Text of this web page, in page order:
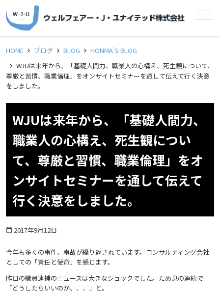
メニュー
HOME ブログ BLOG
HONMA’S BLOG
WJUは来年から、「基礎人間力、職業人の心構え、死生観について、
尊厳と習慣、職業倫理」をオンサイトセミナーを通して伝えて行く決意
をしました。
WJUは来年から、「基礎人間力、
職業人の心構え、死生観につい
て、尊厳と習慣、職業倫理」をオ
ンサイトセミナーを通して伝えて
行く決意をしました。
calendar_today 2017年9月12日
今年も多くの事件、事故が繰り返されています。コンサルティング会社
としての「責任と使命」を感じます。
昨日の職員逮捕のニュースは大きなショックでした。ため息の連続で
「どうしたらいいのか、、、」と。